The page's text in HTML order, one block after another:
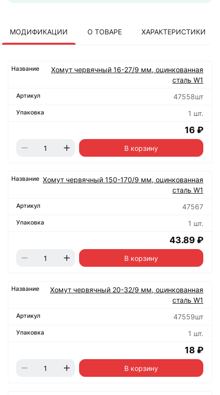
МОДИФИКАЦИИ О ТОВАРЕ ХАРАКТЕРИСТИКИ
Хомут червячный 16-27/9 мм, оцинкованная
сталь W1
47558шт
1 шт.
16 ₽
В корзину
Хомут червячный 150-170/9 мм, оцинкованная
сталь W1
47567
1 шт.
43.89 ₽
В корзину
Хомут червячный 20-32/9 мм, оцинкованная
сталь W1
47559шт
1 шт.
18 ₽
В корзину